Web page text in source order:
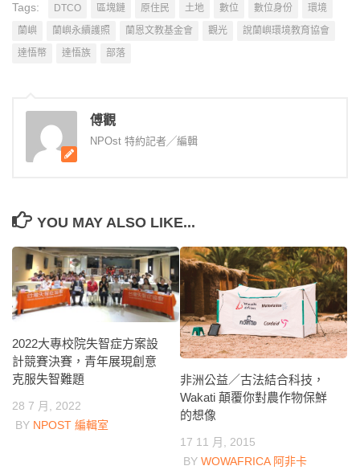
Tags: DTCO 區塊鏈 原住民 土地 數位 數位身份
環境
蘭嶼
蘭嶼永續護照 蘭恩文教基金會 觀光
說蘭嶼環境教育協會
達悟幣
達悟族 部落
傅觀
NPOst 特約記者╱編輯
YOU MAY ALSO LIKE...
2022大專校院失智症方案設
計競賽決賽，青年展現創意
克服失智難題
28 7 月, 2022
BY NPOST 編輯室
非洲公益／古法結合科技，
Wakati 顛覆你對農作物保鮮
的想像
17 11 月, 2015
BY WOWAFRICA 阿非卡